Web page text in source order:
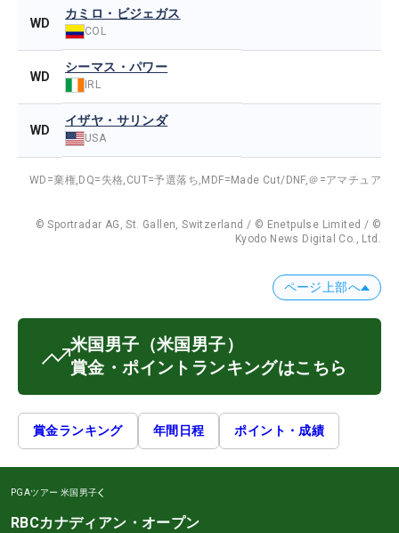
WD
カミロ・ビジェガス
COL
WD
シーマス・パワー
IRL
WD
イザヤ・サリンダ
USA
WD=棄権, DQ=失格, CUT=予選落ち, MDF=Made Cut/DNF,＠=アマチュア
© Sportradar AG, St. Gallen, Switzerland / © Enetpulse Limited / ©
Kyodo News Digital Co., Ltd.
ページ上部へ
米国男子 （米国男子）
賞金・ポイントランキングはこちら
賞金ランキング 年間日程 ポイント・成績
PGAツアー 米国男子
RBCカナディアン・オープン